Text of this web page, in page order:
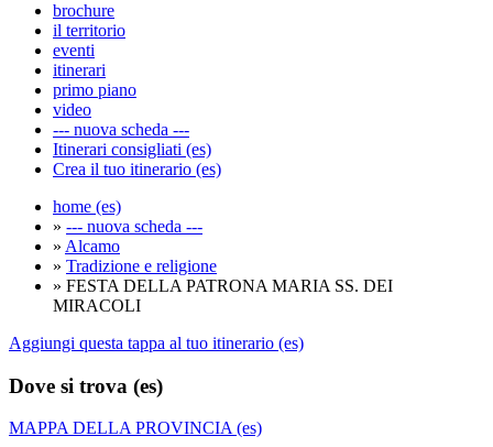
brochure
il territorio
eventi
itinerari
primo piano
video
--- nuova scheda ---
Itinerari consigliati (es)
Crea il tuo itinerario (es)
home (es)
» --- nuova scheda ---
» Alcamo
» Tradizione e religione
» FESTA DELLA PATRONA MARIA SS. DEI
MIRACOLI
Aggiungi questa tappa al tuo itinerario (es)
Dove si trova (es)
MAPPA DELLA PROVINCIA (es)